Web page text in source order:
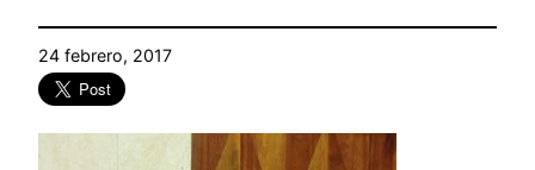
24 febrero, 2017